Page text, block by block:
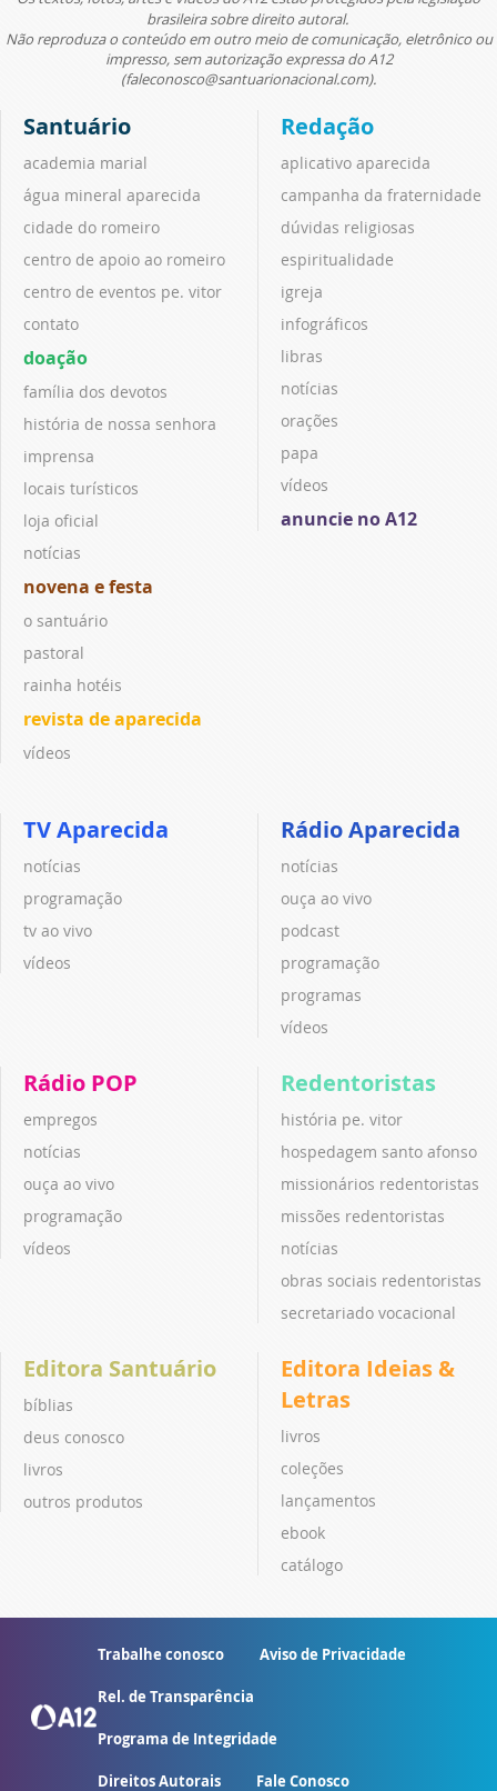
brasileira sobre direito autoral.
Não reproduza o conteúdo em outro meio de comunicação, eletrônico ou
impresso, sem autorização expressa do A12
(faleconosco@santuarionacional.com).
Santuário
academia marial
água mineral aparecida
cidade do romeiro
centro de apoio ao romeiro
centro de eventos pe. vitor
contato
doação
família dos devotos
história de nossa senhora
imprensa
locais turísticos
loja oficial
notícias
novena e festa
o santuário
pastoral
rainha hotéis
revista de aparecida
vídeos
Redação
aplicativo aparecida
campanha da fraternidade
dúvidas religiosas
espiritualidade
igreja
infográficos
libras
notícias
orações
papa
vídeos
anuncie no A12
TV Aparecida
notícias
programação
tv ao vivo
vídeos
Rádio Aparecida
notícias
ouça ao vivo
podcast
programação
programas
vídeos
Rádio POP
empregos
notícias
ouça ao vivo
programação
vídeos
Redentoristas
história pe. vitor
hospedagem santo afonso
missionários redentoristas
missões redentoristas
notícias
obras sociais redentoristas
secretariado vocacional
Editora Santuário
bíblias
deus conosco
livros
outros produtos
Editora Ideias &
Letras
livros
coleções
lançamentos
ebook
catálogo
Trabalhe conosco Aviso de Privacidade
Rel. de Transparência
Programa de Integridade
Direitos Autorais Fale Conosco